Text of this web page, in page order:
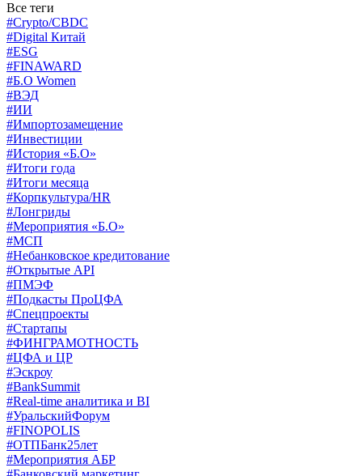
Все теги
#Crypto/CBDC
#Digital Китай
#ESG
#FINAWARD
#Б.О Women
#ВЭД
#ИИ
#Импортозамещение
#Инвестиции
#История «Б.О»
#Итоги года
#Итоги месяца
#Корпкультура/HR
#Лонгриды
#Мероприятия «Б.О»
#МСП
#Небанковское кредитование
#Открытые API
#ПМЭФ
#Подкасты ПроЦФА
#Спецпроекты
#Стартапы
#ФИНГРАМОТНОСТЬ
#ЦФА и ЦР
#Эскроу
#BankSummit
#Real-time аналитика и BI
#УральскийФорум
#FINOPOLIS
#ОТПБанк25лет
#Мероприятия АБР